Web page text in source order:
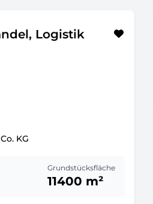
Logistik
KG
Grundstücksfläche
11400 m²